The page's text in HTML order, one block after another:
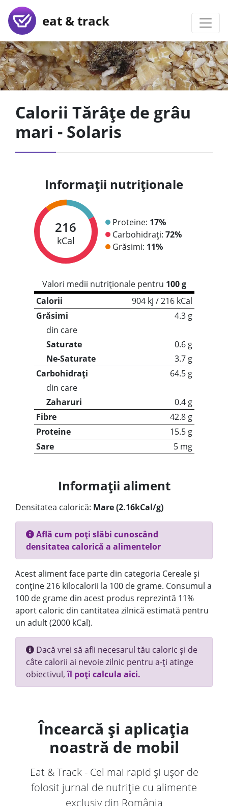
eat & track
Calorii Tărâțe de grâu
mari - Solaris
Informații nutriționale
216
kCal
Proteine: 17%
Carbohidrați: 72%
Grăsimi: 11%
Valori medii nutriționale pentru 100 g
Calorii
904 kj / 216 kCal
Grăsimi
4.3 g
din care
Saturate
0.6 g
Ne-Saturate
3.7 g
Carbohidrați
64.5 g
din care
Zaharuri
0.4 g
Fibre
42.8 g
Proteine
15.5 g
Sare
5 mg
Informații aliment
Densitatea calorică: Mare (2.16kCal/g)
Află cum poți slăbi cunoscând
densitatea calorică a alimentelor
Acest aliment face parte din categoria Cereale și
conține 216 kilocalorii la 100 de grame. Consumul a
100 de grame din acest produs reprezintă 11%
aport caloric din cantitatea zilnică estimată pentru
un adult (2000 kCal).
Dacă vrei să afli necesarul tău caloric și de
câte calorii ai nevoie zilnic pentru a-ți atinge
obiectivul,îl poți calcula aici.
Încearcă și aplicația
noastră de mobil
Eat & Track - Cel mai rapid și ușor de
folosit jurnal de nutriție cu alimente
exclusiv din România